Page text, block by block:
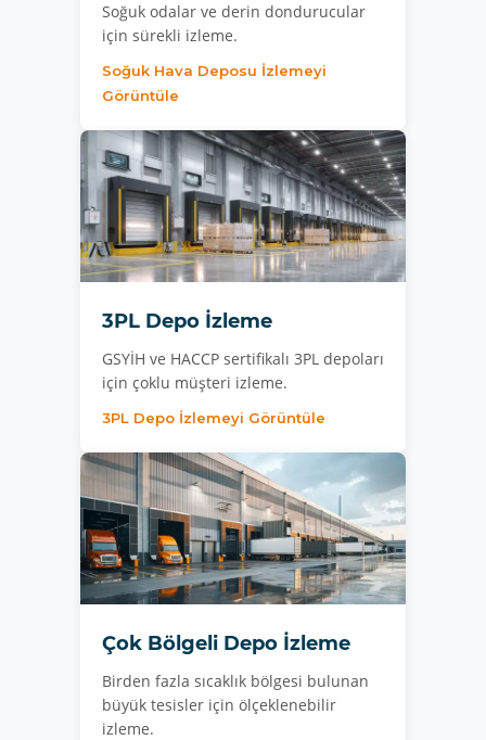
Soğuk odalar ve derin dondurucular
için sürekli izleme.
Soğuk Hava Deposu İzlemeyi
Görüntüle
3PL Depo İzleme
GSYİH ve HACCP sertifikalı 3PL depoları
için çoklu müşteri izleme.
3PL Depo İzlemeyi Görüntüle
Çok Bölgeli Depo İzleme
Birden fazla sıcaklık bölgesi bulunan
büyük tesisler için ölçeklenebilir
izleme.